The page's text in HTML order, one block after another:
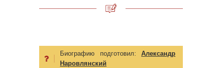
Биографию подготовил: Александр
Наровлянский